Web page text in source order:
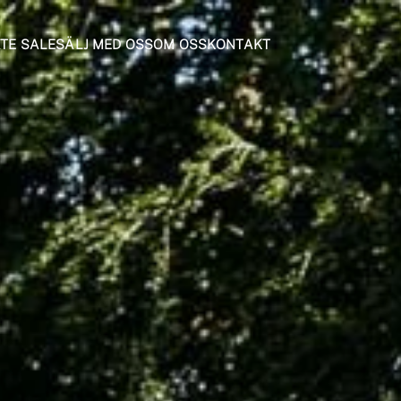
SALESÄLJ MED OSSOM OSSKONTAKT